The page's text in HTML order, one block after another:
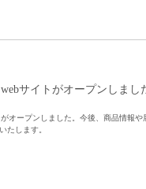
サイトがオープンしまし
オープンしました。今後、商品情報や
たします。